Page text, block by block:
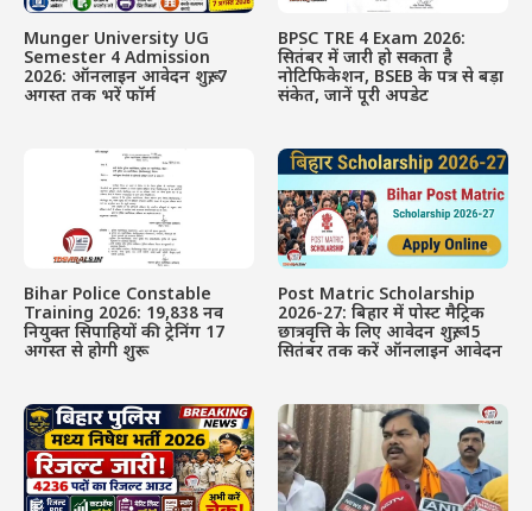
Munger University UG
Semester 4 Admission
2026: ऑनलाइन आवेदन शुरू, 7
अगस्त तक भरें फॉर्म
BPSC TRE 4 Exam 2026:
सितंबर में जारी हो सकता है
नोटिफिकेशन, BSEB के पत्र से बड़ा
संकेत, जानें पूरी अपडेट
Bihar Police Constable
Training 2026: 19,838 नव
नियुक्त सिपाहियों की ट्रेनिंग 17
अगस्त से होगी शुरू
Post Matric Scholarship
2026-27: बिहार में पोस्ट मैट्रिक
छात्रवृत्ति के लिए आवेदन शुरू, 15
सितंबर तक करें ऑनलाइन आवेदन